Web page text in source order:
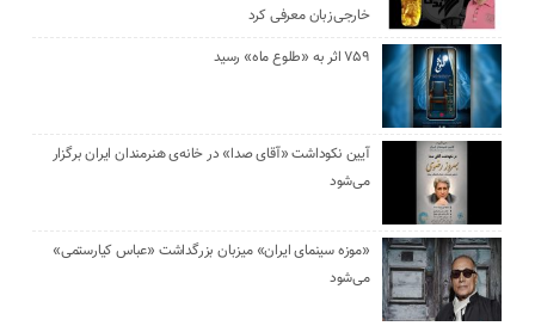
خارجی‌زبان معرفی کرد
۷۵۹ اثر به «طلوع ماه» رسید
آیین نکوداشت «آقای صدا» در خانه‌ی هنرمندان ایران برگزار
می‌شود
«موزه سینمای ایران» میزبان بزرگداشت «عباس کیارستمی»
می‌شود